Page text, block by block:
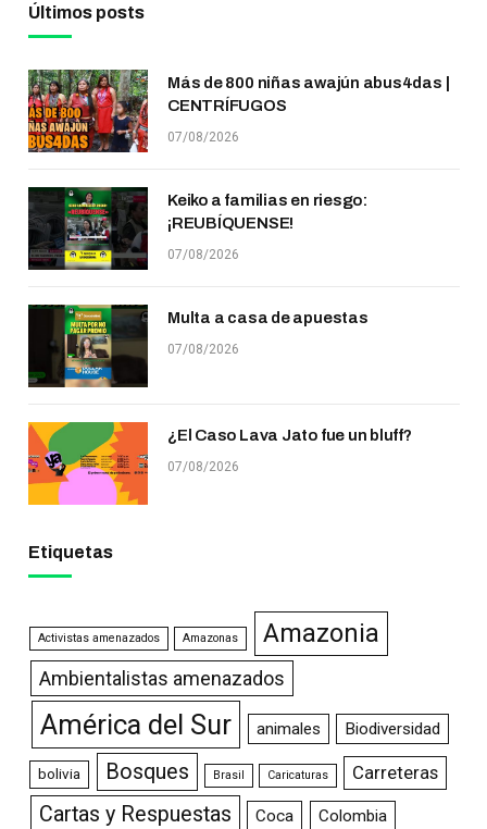
Últimos posts
Más de 800 niñas awajún abus4das |
CENTRÍFUGOS
07/08/2026
Keiko a familias en riesgo:
¡REUBÍQUENSE!
07/08/2026
Multa a casa de apuestas
07/08/2026
¿El Caso Lava Jato fue un bluff?
07/08/2026
Etiquetas
Activistas amenazados Amazonas Amazonia
Ambientalistas amenazados
América del Sur animales Biodiversidad
bolivia Bosques Brasil Caricaturas Carreteras
Cartas y Respuestas Coca Colombia